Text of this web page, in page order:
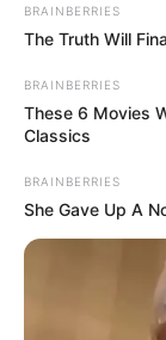
BRAINBERRIES
The Truth Will
BRAINBERRIES
These 6 Movies
Classics
BRAINBERRIES
She Gave Up A